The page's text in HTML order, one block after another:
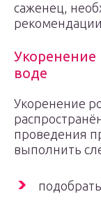
саженец,
Укоренение
воде
Укоренение
проведения
выполнить